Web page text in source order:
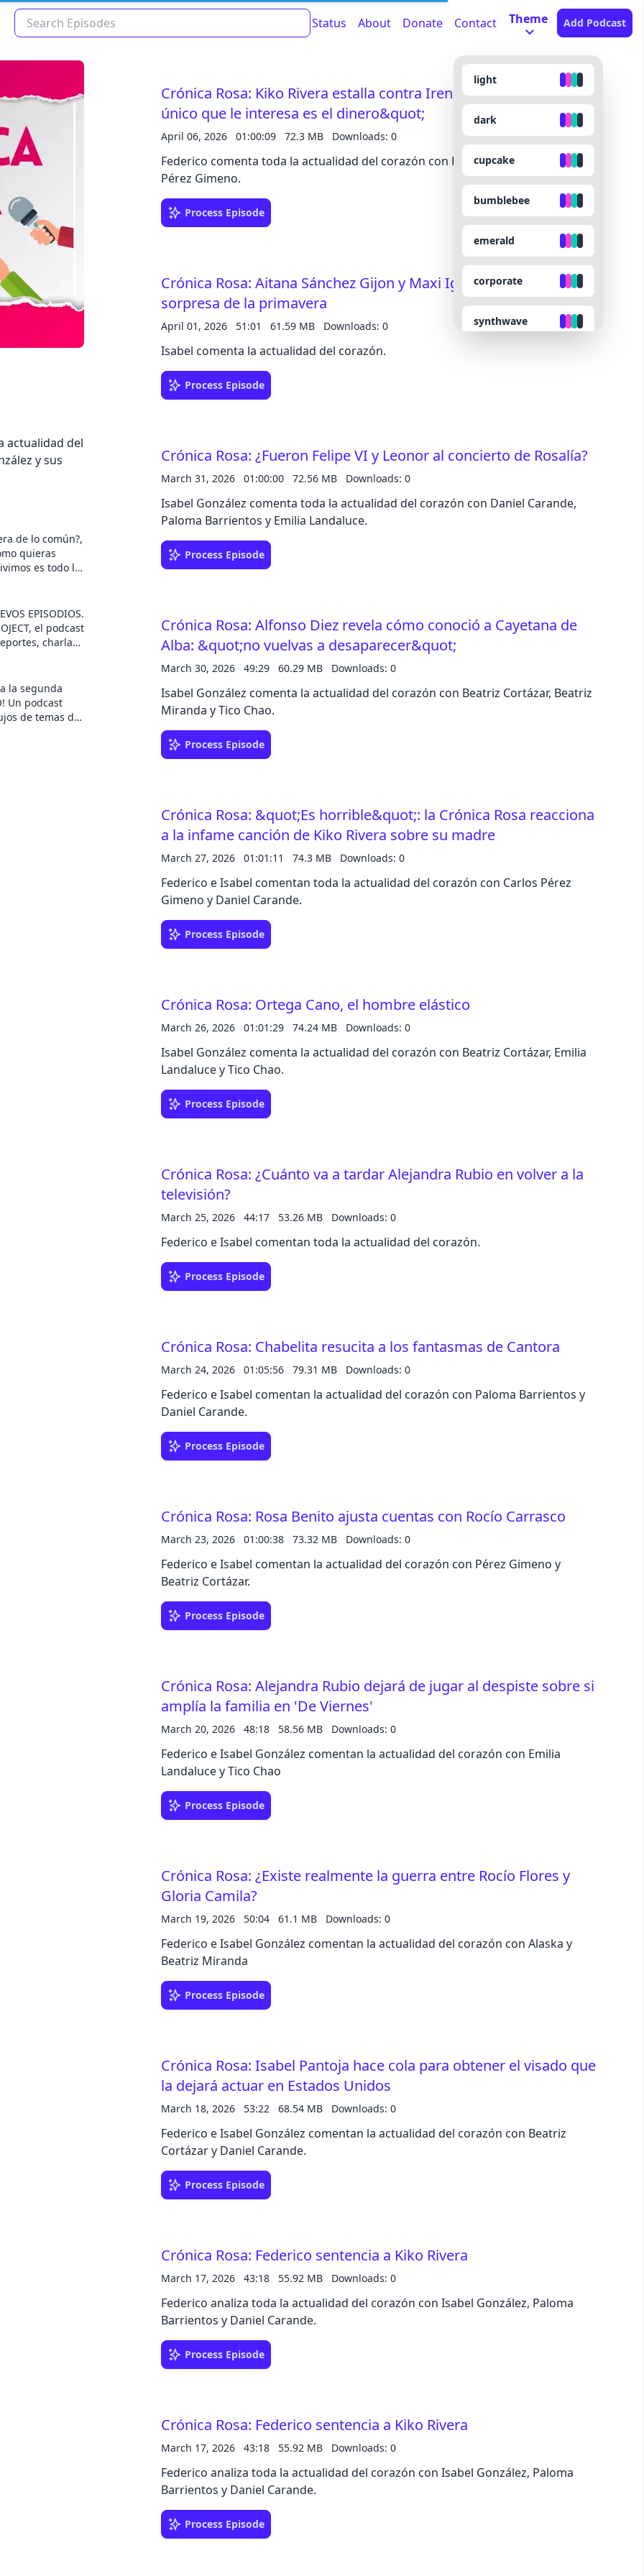
Read about our content policies here
Status About Donate Contact Theme
light
dark
cupcake
bumblebee
emerald
corporate
synthwave
luxury
dracula
acid
coffee
Add Podcast
actualidad del
y sus
de lo común?,
quieras
es todo lo
extraños que
noticia. Cada
Ruzzarin
y - desde
dan
que, con
Bizarro.
EPISODIOS.
el podcast
charlas
filosofía,
muchísimo
claro y sin
rodea. ¡No te
la segunda
Un podcast
de temas del
Crónica Rosa: Kiko Rivera estalla contra Irene Rosales: &quot;Lo
único que le interesa es el dinero&quot;
April 06, 2026 01:00:09 72.3 MB Downloads: 0
Federico comenta toda la actualidad del corazón con Beatriz Cortázar y Carlos
Pérez Gimeno.
Process Episode
Crónica Rosa: Aitana Sánchez Gijon y Maxi Iglesias, la pareja
sorpresa de la primavera
April 01, 2026 51:01 61.59 MB Downloads: 0
Isabel comenta la actualidad del corazón.
Process Episode
Crónica Rosa: ¿Fueron Felipe VI y Leonor al concierto de Rosalía?
March 31, 2026 01:00:00 72.56 MB Downloads: 0
Isabel González comenta toda la actualidad del corazón con Daniel Carande,
Paloma Barrientos y Emilia Landaluce.
Process Episode
Crónica Rosa: Alfonso Diez revela cómo conoció a Cayetana de
Alba: &quot;no vuelvas a desaparecer&quot;
March 30, 2026 49:29 60.29 MB Downloads: 0
Isabel González comenta la actualidad del corazón con Beatriz Cortázar, Beatriz
Miranda y Tico Chao.
Process Episode
Crónica Rosa: &quot;Es horrible&quot;: la Crónica Rosa reacciona
a la infame canción de Kiko Rivera sobre su madre
March 27, 2026 01:01:11 74.3 MB Downloads: 0
Federico e Isabel comentan toda la actualidad del corazón con Carlos Pérez
Gimeno y Daniel Carande.
Process Episode
Crónica Rosa: Ortega Cano, el hombre elástico
March 26, 2026 01:01:29 74.24 MB Downloads: 0
Isabel González comenta la actualidad del corazón con Beatriz Cortázar, Emilia
Landaluce y Tico Chao.
Process Episode
Crónica Rosa: ¿Cuánto va a tardar Alejandra Rubio en volver a la
televisión?
March 25, 2026 44:17 53.26 MB Downloads: 0
Federico e Isabel comentan toda la actualidad del corazón.
Process Episode
Crónica Rosa: Chabelita resucita a los fantasmas de Cantora
March 24, 2026 01:05:56 79.31 MB Downloads: 0
Federico e Isabel comentan la actualidad del corazón con Paloma Barrientos y
Daniel Carande.
Process Episode
Crónica Rosa: Rosa Benito ajusta cuentas con Rocío Carrasco
March 23, 2026 01:00:38 73.32 MB Downloads: 0
Federico e Isabel comentan la actualidad del corazón con Pérez Gimeno y
Beatriz Cortázar.
Process Episode
Crónica Rosa: Alejandra Rubio dejará de jugar al despiste sobre si
amplía la familia en 'De Viernes'
March 20, 2026 48:18 58.56 MB Downloads: 0
Federico e Isabel González comentan la actualidad del corazón con Emilia
Landaluce y Tico Chao
Process Episode
Crónica Rosa: ¿Existe realmente la guerra entre Rocío Flores y
Gloria Camila?
March 19, 2026 50:04 61.1 MB Downloads: 0
Federico e Isabel González comentan la actualidad del corazón con Alaska y
Beatriz Miranda
Process Episode
Crónica Rosa: Isabel Pantoja hace cola para obtener el visado que
la dejará actuar en Estados Unidos
March 18, 2026 53:22 68.54 MB Downloads: 0
Federico e Isabel González comentan la actualidad del corazón con Beatriz
Cortázar y Daniel Carande.
Process Episode
Crónica Rosa: Federico sentencia a Kiko Rivera
March 17, 2026 43:18 55.92 MB Downloads: 0
Federico analiza toda la actualidad del corazón con Isabel González, Paloma
Barrientos y Daniel Carande.
Process Episode
Crónica Rosa: Federico sentencia a Kiko Rivera
March 17, 2026 43:18 55.92 MB Downloads: 0
Federico analiza toda la actualidad del corazón con Isabel González, Paloma
Barrientos y Daniel Carande.
Process Episode